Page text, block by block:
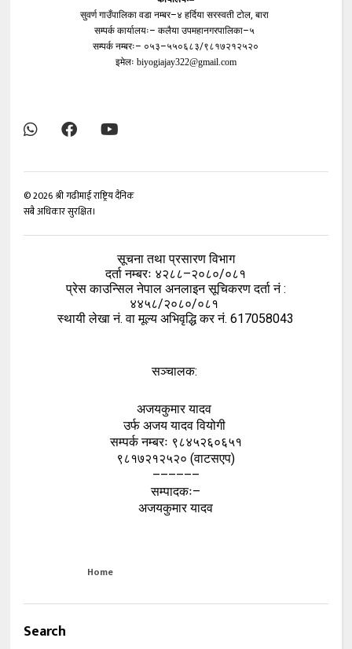
सुवर्ण गाउँपालिका वडा नम्बर–४ हर्दिया सरस्वती टोल, बारा
सम्पर्क कार्यालयः– कलैया उपमहानगरपालिका–५
सम्पर्क नम्बरः– ०५३–५५०६८३/९८१७२१२५२०
इमेलः biyogiajay322@gmail.com
©2026श्री गढीमाई राष्ट्रिय दैनिक
सबै अधिकार सुरक्षित।
सूचना तथा प्रसारण विभाग
दर्ता नम्बरः ४२८८–२०८०/०८१
प्रेस काउन्सिल नेपाल अनलाइन सूचिकरण दर्ता नं :
४४५८/२०८०/०८१
स्थायी लेखा नं. वा मूल्य अभिवृद्धि कर नं. 617058043
सञ्चालक:
अजयकुमार यादव
उर्फ अजय यादव वियोगी
सम्पर्क नम्बरः ९८४५२६०६५१
९८१७२१२५२० (वाटसएप)
––––––
सम्पादकः–
अजयकुमार यादव
Home
Search